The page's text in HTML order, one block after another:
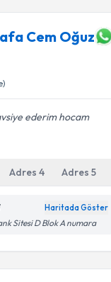
Cem Oğuz
ederim hocam
Adres4 Adres5
Haritada Göster
Sitesi D Blok A numara